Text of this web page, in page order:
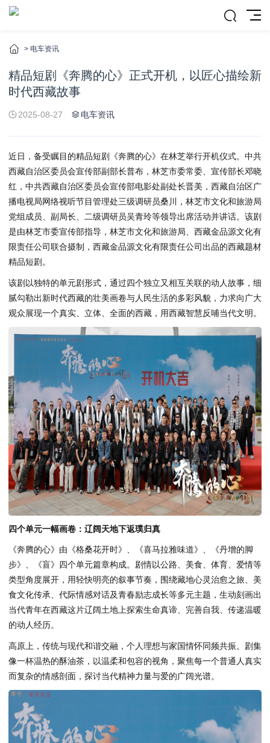
> 电车资讯
精品短剧《奔腾的心》正式开机，以匠心描绘新
时代西藏故事
2025-08-27 电车资讯
近日，备受瞩目的精品短剧《奔腾的心》在林芝举行开机仪式。中共
西藏自治区委员会宣传部副部长普布，林芝市委常委、宣传部长邓晓
红，中共西藏自治区委员会宣传部电影处副处长晋美，西藏自治区广
播电视局网络视听节目管理处三级调研员桑川，林芝市文化和旅游局
党组成员、副局长、二级调研员吴青玲等领导出席活动并讲话。该剧
是由林芝市委宣传部指导，林芝市文化和旅游局、西藏金品源文化有
限责任公司联合摄制，西藏金品源文化有限责任公司出品的西藏题材
精品短剧。
该剧以独特的单元剧形式，通过四个独立又相互关联的动人故事，细
腻勾勒出新时代西藏的壮美画卷与人民生活的多彩风貌，力求向广大
观众展现一个真实、立体、全面的西藏，用西藏智慧反哺当代文明。
四个单元一幅画卷：辽阔天地下返璞归真
《奔腾的心》由《格桑花开时》、《喜马拉雅味道》、《丹增的脚
步》、《盲》四个单元篇章构成。剧情以公路、美食、体育、爱情等
类型角度展开，用轻快明亮的叙事节奏，围绕藏地心灵治愈之旅、美
食文化传承、代际情感对话及青春励志成长等多元主题，生动刻画出
当代青年在西藏这片辽阔土地上探索生命真谛、完善自我、传递温暖
的动人经历。
高原上，传统与现代和谐交融，个人理想与家国情怀同频共振。剧集
像一杯温热的酥油茶，以温柔和包容的视角，聚焦每一个普通人真实
而复杂的情感剖面，探讨当代精神力量与爱的广阔光谱。